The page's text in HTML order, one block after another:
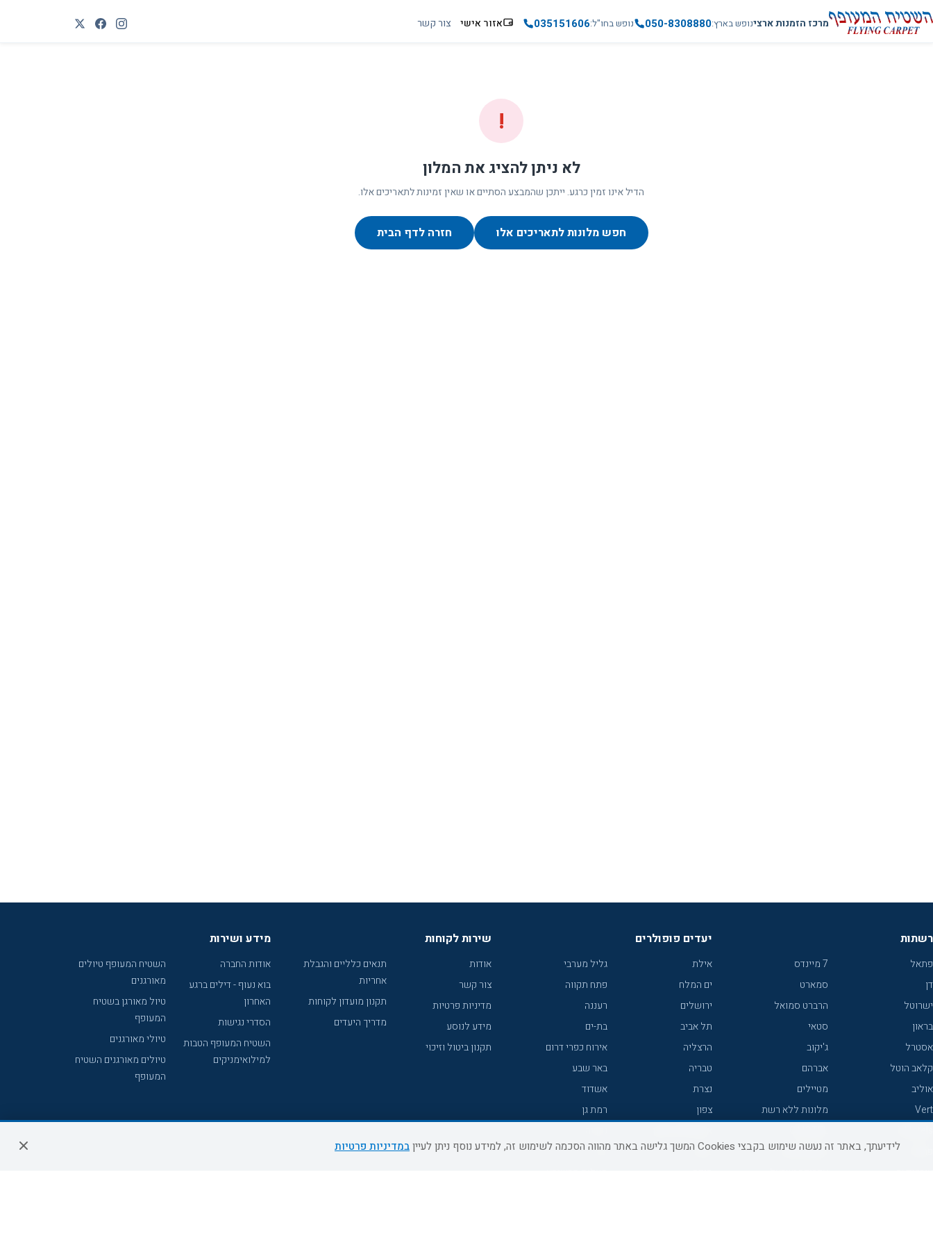
מרכז הזמנות ארצינופש בארץ050-8308880 נופש בחו"ל035151606 אזור אישי צור קשר
!
לא ניתן להציג את המלון
הדיל אינו זמין כרגע. ייתכן שהמבצע הסתיים או שאין זמינות לתאריכים אלו.
חפש מלונות לתאריכים אלו חזרה לדף הבית
רשתות
פתאל
דן
ישרוטל
בראון
אסטרל
קלאב הוטל
אוליב
Vert
7 מיינדס
סמארט
הרברט סמואל
סטאי
ג'יקוב
אברהם
מטיילים
מלונות ללא רשת
קראון פלאזה
יעדים פופולרים
אילת
ים המלח
ירושלים
תל אביב
הרצליה
טבריה
נצרת
צפון
נתניה
גליל מערבי
פתח תקווה
רעננה
בת-ים
אירוח כפרי דרום
באר שבע
אשדוד
רמת גן
עכו
שירות לקוחות
אודות
צור קשר
מדיניות פרטיות
מידע לנוסע
תקנון ביטול וזיכוי
תנאים כלליים והגבלת
אחריות
תקנון מועדון לקוחות
מדריך היעדים
מידע ושירות
אודות החברה
בוא נעוף - דילים ברגע
האחרון
הסדרי נגישות
השטיח המעופף הטבות
למילואימניקים
השטיח המעופף טיולים
מאורגנים
טיול מאורגן בשטיח
המעופף
טיולי מאורגנים
טיולים מאורגנים השטיח
המעופף
לידיעתך, באתר זה נעשה שימוש בקבצי Cookies המשך גלישה באתר מהווה הסכמה לשימוש זה, למידע נוסף ניתן לעיין במדיניות פרטיות